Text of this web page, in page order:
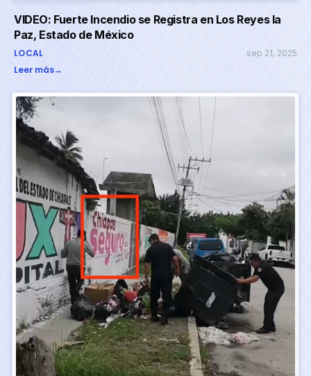
VIDEO: Fuerte Incendio se Registra en Los Reyes la
Paz, Estado de México
LOCAL sep 21, 2025
Leer más→